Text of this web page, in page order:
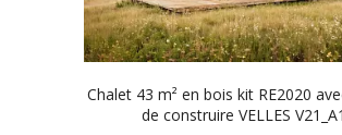
Chalet 43 m² en bois kit RE2020
de construire VELLES V21_A1